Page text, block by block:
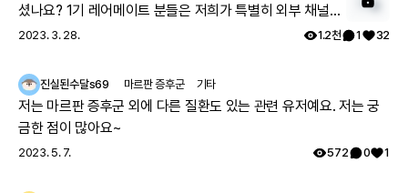
셨나요? 1기 레어메이트 분들은 저희가 특별히 외부 채널에
서 투병기를 상세하게 올려주시는 분들을 모셔 왔는데요. 이
아래 구글 폼을 통해 신청해 주시면, 별도 안내 사항을 보내
드리겠습니다. 많은 관심과 참여 부탁드립니다. ➡️ 레어메이
트 사전 신청하기:
트가 되면 어떤 혜택이 있을까요? - 내가 쓴 게시글이 맨 위
2023. 3. 28. 1.2천 1 32
진실된수달s69 마르판 증후군 기타
저는 마르판 증후군 외에 다른 질환도 있는 관련 유저예요. 저는 궁
금한 점이 많아요~
2023. 5. 7. 572 0 1